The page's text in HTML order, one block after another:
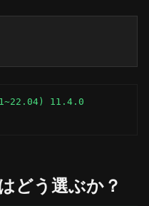
11.4.0
どう選ぶか？